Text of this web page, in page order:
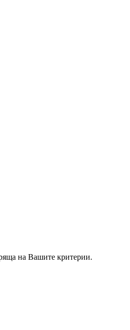
на Вашите критерии.